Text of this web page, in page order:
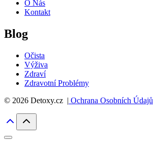
O Nás
Kontakt
Blog
Očista
Výživa
Zdraví
Zdravotní Problémy
© 2026 Detoxy.cz | Ochrana Osobních Údajů